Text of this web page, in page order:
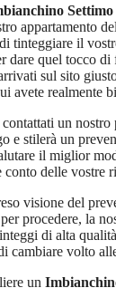
Settimo
appartamento
tinteggiare il
dare quel tocco di
sul sito
avete realmente
un nostro
e stilerà un
il miglior
conto delle vostre
visione del
procedere, la
di alta
cambiare volto
un